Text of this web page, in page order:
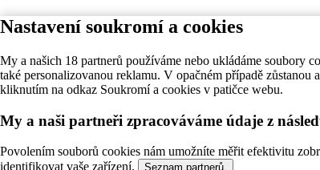
Nastavení soukromí a cookies
My a našich 18 partnerů používáme nebo ukládáme soubory
také personalizovanou reklamu. V opačném případě
kliknutím na odkaz Soukromí a cookies v patičce webu.
My a naši partneři zpracováváme údaje z
Povolením souborů cookies nám umožníte měřit efektivitu
identifikovat vaše zařízení.
Seznam partnerů.